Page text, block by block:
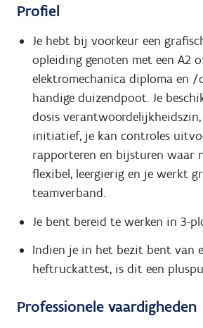
Profiel
Je hebt bij voorkeur een
opleiding genoten met een A2
elektromechanica diploma en /
handige duizendpoot. Je
dosis
initiatief, je kan controles
rapporteren en bijsturen waar
flexibel, leergierig en je werkt
teamverband.
Je bent bereid te werken in 3-
Indien je in het bezit bent van
heftruckattest, is dit een
Professionele vaardigheden